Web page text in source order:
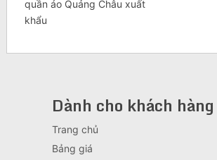
quần áo Quảng Châu xuất
khẩu
Dành cho khách hàng
Trang chủ
Bảng giá